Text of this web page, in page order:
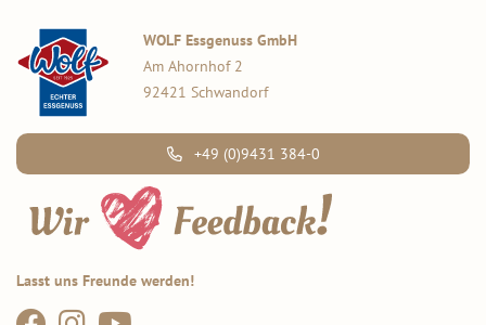
WOLF Essgenuss GmbH
Am Ahornhof 2
92421 Schwandorf
+49 (0)9431 384-0
Lasst uns Freunde werden!